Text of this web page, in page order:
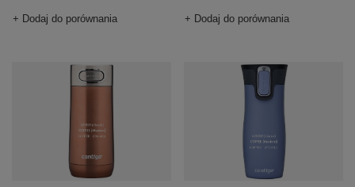
+ Dodaj do porównania + Dodaj do porównania